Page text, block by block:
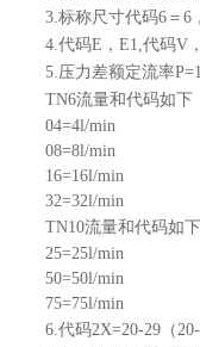
3.标称尺寸代码6＝6
4.代码E，E1,代码V
5.压力差额定流率
TN6流量和代码如下
04=4l/min
08=8l/min
16=16l/min
32=32l/min
TN10流量和代码如
25=25l/min
50=50l/min
75=75l/min
6.代码2X=20-29（